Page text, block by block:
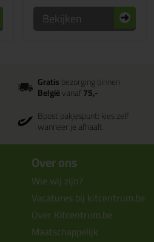
Bekijken
Gratisbezorging binnen
Belgiëvanaf75,-
Bpost pakjespunt: kies zelf
wanneer je afhaalt
Over ons
Wie wij zijn?
Vacatures bij kitcentrum.be
Over Kitcentrum.be
Maatschappelijk